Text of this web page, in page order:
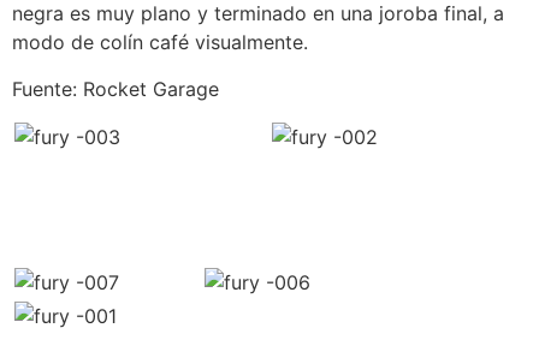
negra es muy plano y terminado en una joroba final, a
modo de colín café visualmente.
Fuente: Rocket Garage